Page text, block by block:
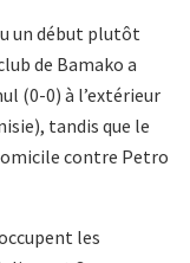
un début plutôt
de Bamako a
(0-0) à l’extérieur
tandis que le
contre Petro
les